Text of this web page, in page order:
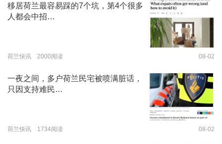
移居荷兰最容易踩的7个坑，第4个很多
人都会中招…
荷兰快讯 2000阅读 08-02
一夜之间，多户荷兰民宅被喷满脏话，
只因支持难民…
荷兰快讯 1734阅读 08-02